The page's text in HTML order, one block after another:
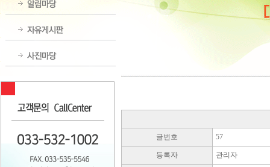
글번호 57
등록자 관리자